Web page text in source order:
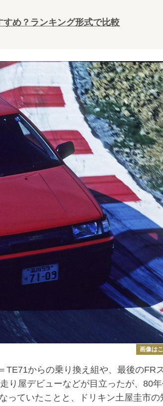
め？ランキング形式で比較
画像は
からの乗り換え組や、最後のFR
り屋デビューなどが目立ったが、80
っていたことと、ドリキン土屋圭市の